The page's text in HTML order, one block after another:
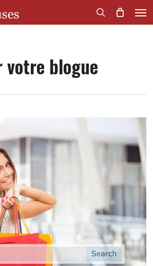
search
votre blogue